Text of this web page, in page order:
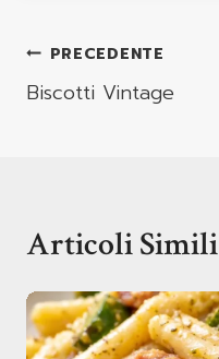
Navigazione
Articoli
PRECEDENTE
Biscotti Vintage
Articoli Simili